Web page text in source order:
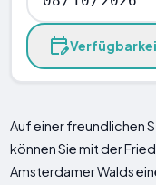
Auf einer freundlichen
können Sie mit der
Amsterdamer Walds